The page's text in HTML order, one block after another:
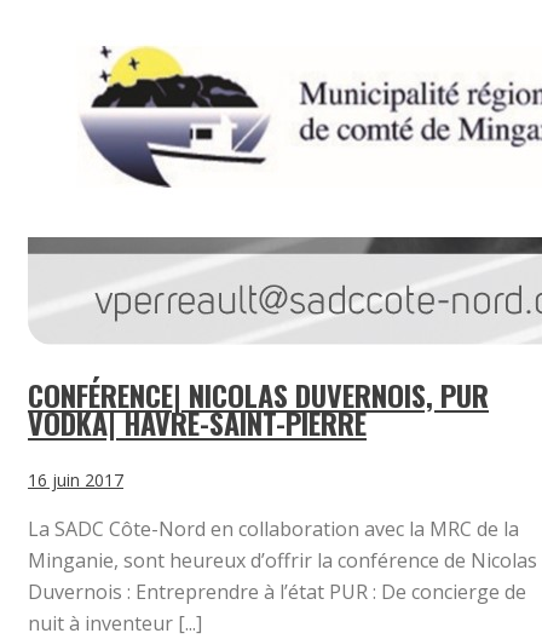
CONFÉRENCE| NICOLAS DUVERNOIS, PUR
VODKA| HAVRE-SAINT-PIERRE
16 juin 2017
La SADC Côte-Nord en collaboration avec la MRC de la
Minganie, sont heureux d’offrir la conférence de Nicolas
Duvernois : Entreprendre à l’état PUR : De concierge de
nuit à inventeur [...]